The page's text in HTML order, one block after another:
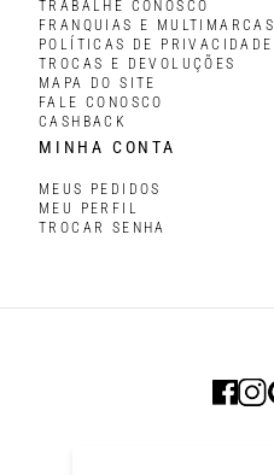
TRABALHE CONOSCO
FRANQUIAS E MULTIMARCAS
POLÍTICAS DE PRIVACIDADE
TROCAS E DEVOLUÇÕES
MAPA DO SITE
FALE CONOSCO
CASHBACK
MINHA CONTA
MEUS PEDIDOS
MEU PERFIL
TROCAR SENHA